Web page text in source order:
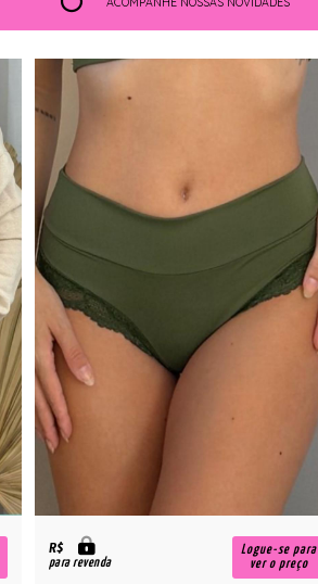
R$
para revenda
Logue-se para
ver o preço